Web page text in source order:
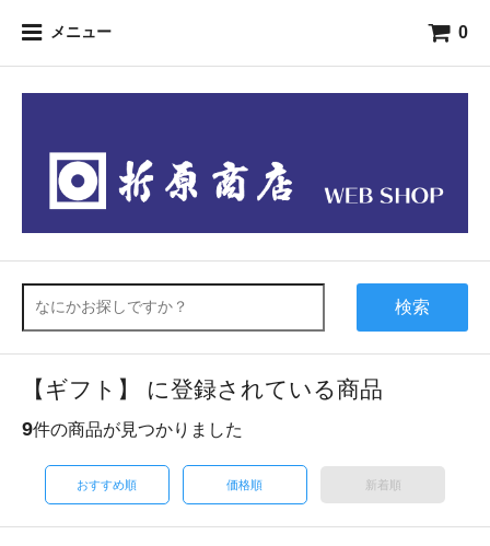
メニュー 0
検索
【ギフト】 に登録されている商品
9件の商品が見つかりました
おすすめ順 価格順 新着順